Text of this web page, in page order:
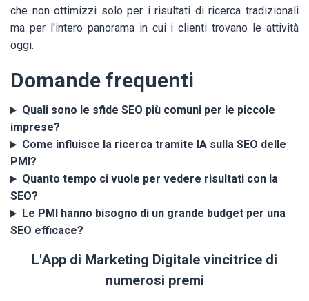
che non ottimizzi solo per i risultati di ricerca tradizionali
ma per l'intero panorama in cui i clienti trovano le attività
oggi.
Domande frequenti
Quali sono le sfide SEO più comuni per le piccole
imprese?
Come influisce la ricerca tramite IA sulla SEO delle
PMI?
Quanto tempo ci vuole per vedere risultati con la
SEO?
Le PMI hanno bisogno di un grande budget per una
SEO efficace?
L'App di Marketing Digitale vincitrice di
numerosi premi